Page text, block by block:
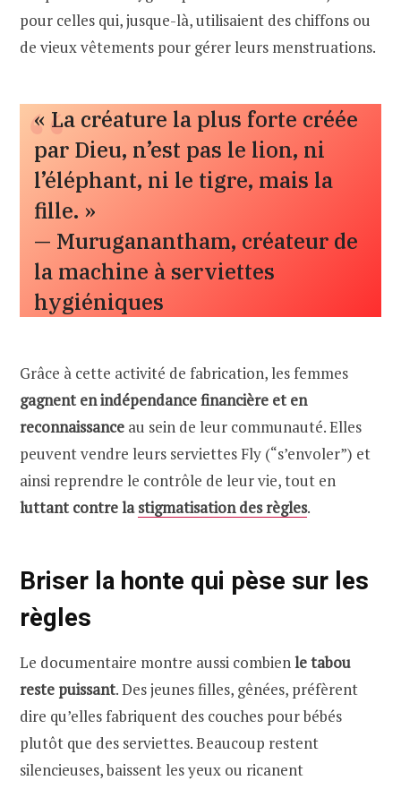
pour celles qui, jusque-là, utilisaient des chiffons ou
de vieux vêtements pour gérer leurs menstruations.
« La créature la plus forte créée
par Dieu, n’est pas le lion, ni
l’éléphant, ni le tigre, mais la
fille. »
— Muruganantham, créateur de
la machine à serviettes
hygiéniques
Grâce à cette activité de fabrication, les femmes
gagnent en indépendance financière et en
reconnaissance au sein de leur communauté. Elles
peuvent vendre leurs serviettes Fly (“s’envoler”) et
ainsi reprendre le contrôle de leur vie, tout en
luttant contre lastigmatisation des règles.
Briser la honte qui pèse sur les
règles
Le documentaire montre aussi combienle tabou
reste puissant. Des jeunes filles, gênées, préfèrent
dire qu’elles fabriquent des couches pour bébés
plutôt que des serviettes. Beaucoup restent
silencieuses, baissent les yeux ou ricanent